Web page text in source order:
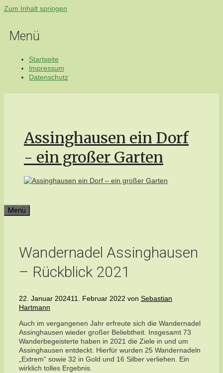
Zum Inhalt springen
Menü
Startseite
Impressum
Datenschutz
Assinghausen ein Dorf
- ein großer Garten
Menü
Wandernadel Assinghausen
– Rückblick 2021
22. Januar 202411. Februar 2022 von Sebastian
Hartmann
Auch im vergangenen Jahr erfreute sich die Wandernadel
Assinghausen wieder großer Beliebtheit. Insgesamt 73
Wanderbegeisterte haben in 2021 die Ziele in und um
Assinghausen entdeckt. Hierfür wurden 25 Wandernadeln
„Extrem“ sowie 32 in Gold und 16 Silber verliehen. Ein
wirklich tolles Ergebnis.